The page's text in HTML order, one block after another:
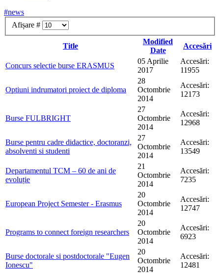
#news
Afișare #
Title
Modified
Date
Accesări
Concurs selectie burse ERASMUS
05 Aprilie
2017
Accesări:
11955
Optiuni indrumatori proiect de diploma
28
Octombrie
2014
Accesări:
12173
Burse FULBRIGHT
27
Octombrie
2014
Accesări:
12968
Burse pentru cadre didactice, doctoranzi,
absolventi si studenti
27
Octombrie
2014
Accesări:
13549
Departamentul TCM – 60 de ani de
evoluție
21
Octombrie
2014
Accesări:
7235
European Project Semester - Erasmus
20
Octombrie
2014
Accesări:
12747
Programs to connect foreign researchers
20
Octombrie
2014
Accesări:
6923
Burse doctorale si postdoctorale "Eugen
Ionescu"
20
Octombrie
2014
Accesări:
12481